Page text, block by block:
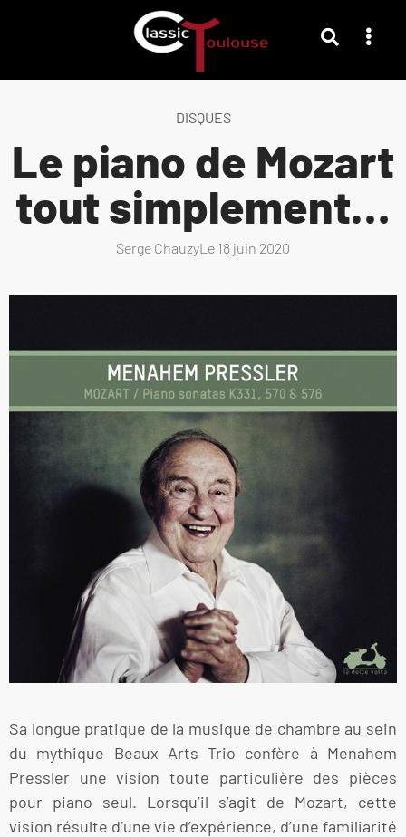
DISQUES
Le piano de Mozart
tout simplement…
Serge ChauzyLe 18 juin 2020
Sa longue pratique de la musique de chambre au sein
du mythique Beaux Arts Trio confère à Menahem
Pressler une vision toute particulière des pièces
pour piano seul. Lorsqu’il s’agit de Mozart, cette
vision résulte d’une vie d’expérience, d’une familiarité